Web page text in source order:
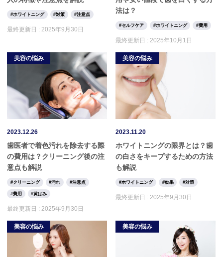
ホワイトニング 対策 注意点
最終更新日 : 2025年9月30日
法は？
セルフケア ホワイトニング 費用
最終更新日 :2025年10月1日
美容の悩み
2023.12.26
歯医者で着色汚れを除去する際
の費用は？クリーニング後の注
意点も解説
クリーニング 汚れ 注意点
費用 黄ばみ
最終更新日 : 2025年9月30日
美容の悩み
2023.11.20
ホワイトニングの限界とは？歯
の白さをキープするための方法
も解説
ホワイトニング 効果 対策
最終更新日 :2025年9月30日
美容の悩み 美容の悩み